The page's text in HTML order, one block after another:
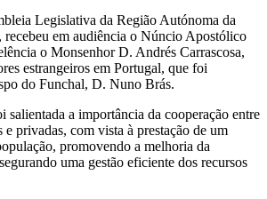
Legislativa da Região Autónoma da
em audiência o Núncio Apostólico
o Monsenhor D. Andrés Carrascosa,
estrangeiros em Portugal, que foi
do Funchal, D. Nuno Brás.
salientada a importância da cooperação entre
e privadas, com vista à prestação de um
promovendo a melhoria da
uma gestão eficiente dos recursos